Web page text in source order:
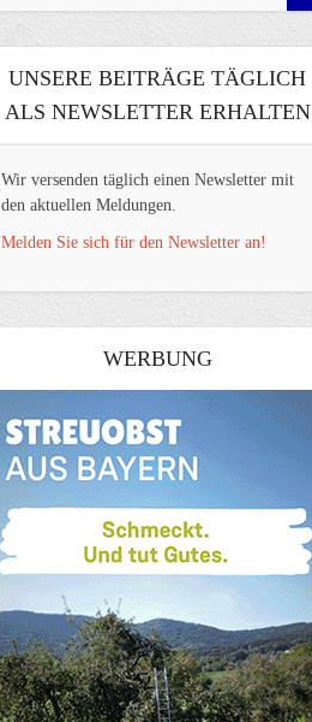
UNSERE BEITRÄGE TÄGLICH
ALS NEWSLETTER ERHALTEN
Wir versenden täglich einen Newsletter mit
den aktuellen Meldungen.
Melden Sie sich für den Newsletter an!
WERBUNG